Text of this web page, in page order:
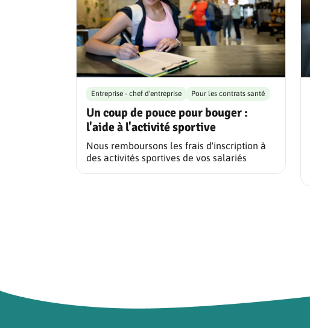
Un coup de pouce pour bouger :
l'aide à l'activité sportive
Entreprise - chef d'entreprise Pour les contrats santé
Nous remboursons les frais d'inscription à
des activités sportives de vos salariés